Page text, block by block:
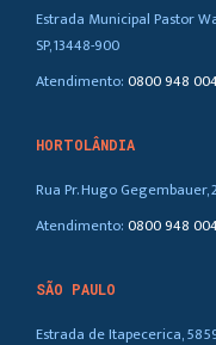
Estrada Municipal Pastor
SP, 13448-900
Atendimento:0800 948
HORTOLÂNDIA
Rua Pr. Hugo Gegembauer,
Atendimento:0800 948
SÃO PAULO
Estrada de Itapecerica,